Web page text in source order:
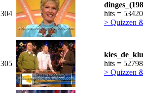
304
hits = 53420
> Quizzen
305
hits = 52798
> Quizzen